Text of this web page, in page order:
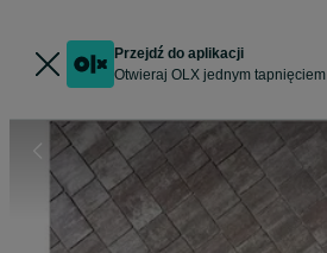
Przejdź do aplikacji
Otwieraj OLX jednym tapnięciem